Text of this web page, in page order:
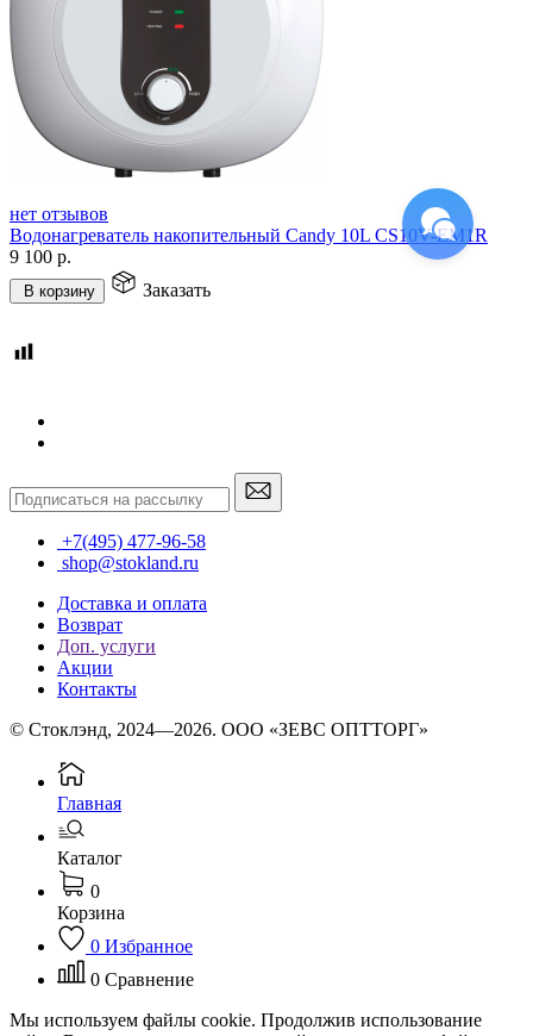
нет отзывов
Водонагреватель накопительный Candy 10L CS10V-EM1R
9 100 р.
В корзину Заказать
+7(495) 477-96-58
shop@stokland.ru
Доставка и оплата
Возврат
Доп. услуги
Акции
Контакты
© Стоклэнд, 2024—2026. ООО «ЗЕВС ОПТТОРГ»
Главная
Каталог
0
Корзина
0 Избранное
0 Сравнение
Мы используем файлы cookie. Продолжив использование